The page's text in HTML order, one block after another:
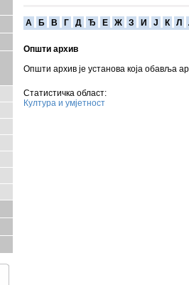
A Б В Г Д Ђ Е Ж З И Ј К Л
Општи архив
Општи архив је установа која обавља
Статистичка област:
Култура и умјетност